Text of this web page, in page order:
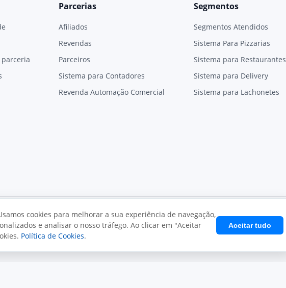
parceria
Parcerias
Afiliados
Revendas
Parceiros
Sistema para Contadores
Revenda Automação Comercial
Segmentos
Segmentos Atendidos
Sistema Para Pizzarias
Sistema para Restaurantes
Sistema para Delivery
Sistema para Lachonetes
cookies para melhorar a sua experiência de navegação,
e analisar o nosso tráfego. Ao clicar em "Aceitar
Política de Cookies.
Aceitar tudo
Uso aceitável
Direitos autorais
reservados.